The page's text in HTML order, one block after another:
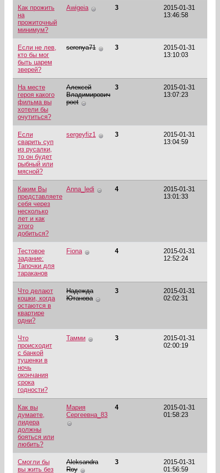
Как прожить
на
прожиточный
минимум?
Awigeia 3
2015-01-31
13:46:58
Если не лев,
кто бы мог
быть царем
зверей?
serenya71 3
2015-01-31
13:10:03
На месте
героя какого
фильма вы
хотели бы
очутиться?
Алексей
Владимирович
poet
3
2015-01-31
13:07:23
Если
сварить суп
из русалки,
то он будет
рыбный или
мясной?
sergeyfiz1 3
2015-01-31
13:04:59
Каким Вы
представляете
себя через
несколько
лет и как
этого
добиться?
Anna_ledi 4
2015-01-31
13:01:33
Тестовое
задание:
Тапочки для
тараканов
Fiona 4
2015-01-31
12:52:24
Что делают
кошки, когда
остаются в
квартире
одни?
Надежда
Ютанова
3
2015-01-31
02:02:31
Что
происходит
с банкой
тушенки в
ночь
окончания
срока
годности?
Тамми 3
2015-01-31
02:00:19
Как вы
думаете,
лидера
должны
бояться или
любить?
Мария
Сергеевна_83
4
2015-01-31
01:58:23
Смогли бы
вы жить без
Aleksandra
Roy
3
2015-01-31
01:56:59